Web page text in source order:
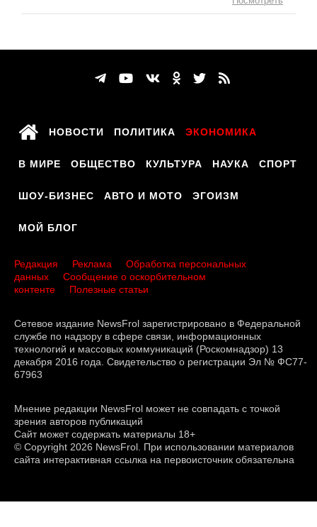
НОВОСТИ ПОЛИТИКА ЭКОНОМИКА
В МИРЕ ОБЩЕСТВО КУЛЬТУРА НАУКА СПОРТ
ШОУ-БИЗНЕС АВТО И МОТО ЭГОИЗМ
МОЙ БЛОГ
Редакция Реклама
Обработка персональных
данных
Сообщение о оскорбительном
контенте
Полезные статьи
Сетевое издание NewsFrol зарегистрировано в Федеральной
службе по надзору в сфере связи, информационных
технологий и массовых коммуникаций (Роскомнадзор) 13
декабря 2016 года. Свидетельство о регистрации Эл № ФС77-
67963
Мнение редакции NewsFrol может не совпадать с точкой
зрения авторов публикаций
Сайт может содержать материалы 18+
© Copyright 2026 NewsFrol. При использовании материалов
сайта интерактивная ссылка на первоисточник обязательна